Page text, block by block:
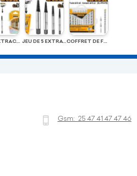
JEU D’EXTRACTEURS DE VIS 6PCS JEU DE 5 EXTRATEURS DE VIS COFFRET DE FORETS ET EMBOUTS DE VISSAGE 16pcs
Gsm: 25 47 41 47 47 46